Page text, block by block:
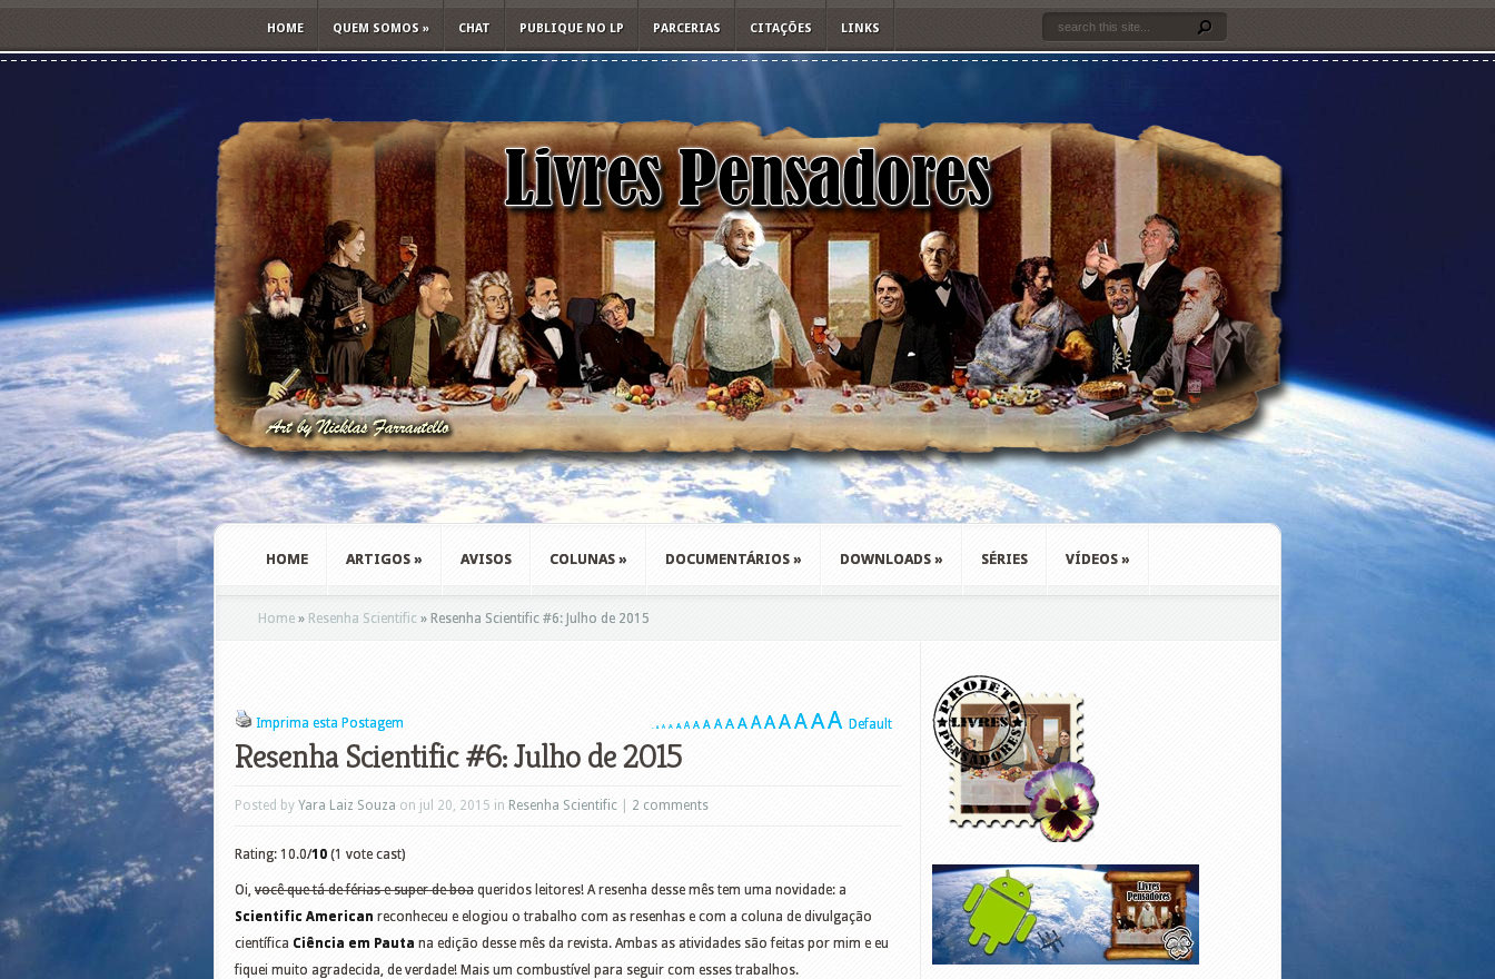
HOME QUEM SOMOS » CHAT PUBLIQUE NO LP PARCERIAS CITAÇÕES LINKS
HOME ARTIGOS » AVISOS COLUNAS » DOCUMENTÁRIOS » DOWNLOADS » SÉRIES VÍDEOS »
Home » Resenha Scientific » Resenha Scientific #6: Julho de 2015
Imprima esta Postagem A A A A A A A A A A AAAAAAA Default
Resenha Scientific #6: Julho de 2015
Posted by Yara Laiz Souza on jul 20, 2015 in Resenha Scientific 2 comments
Rating: 10.0/10 (1 vote cast)
Oi, você que tá de férias e super de boa queridos leitores! A resenha desse mês tem uma novidade: a
Scientific American reconheceu e elogiou o trabalho com as resenhas e com a coluna de divulgação
científica Ciência em Pauta na edição desse mês da revista. Ambas as atividades são feitas por mim e eu
fiquei muito agradecida, de verdade! Mais um combustível para seguir com esses trabalhos.